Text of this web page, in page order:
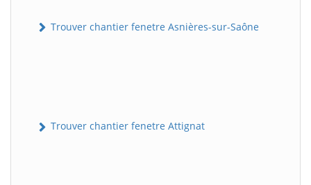
Trouver chantier fenetre Asnières-sur-Saône
Trouver chantier fenetre Attignat